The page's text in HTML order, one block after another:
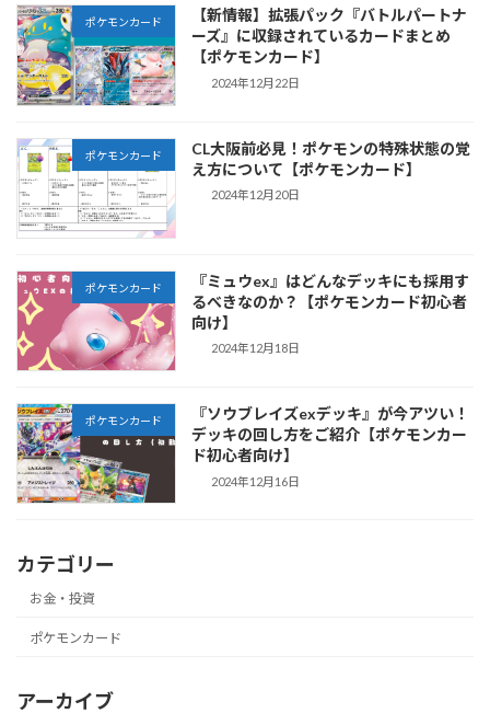
ポケモンカード
【新情報】拡張パック『バトルパートナ
ーズ』に収録されているカードまとめ
【ポケモンカード】
2024年12月22日
ポケモンカード
CL大阪前必見！ポケモンの特殊状態の覚
え方について【ポケモンカード】
2024年12月20日
ポケモンカード
『ミュウex』はどんなデッキにも採用す
るべきなのか？【ポケモンカード初心者
向け】
2024年12月18日
ポケモンカード
『ソウブレイズexデッキ』が今アツい！
デッキの回し方をご紹介【ポケモンカー
ド初心者向け】
2024年12月16日
カテゴリー
お金・投資
ポケモンカード
アーカイブ